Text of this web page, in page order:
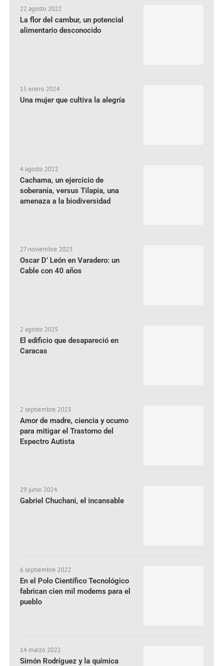
22 agosto 2022
La flor del cambur, un potencial
alimentario desconocido
15 enero 2024
Una mujer que cultiva la alegría
4 agosto 2022
Cachama, un ejercicio de
soberanía, versus Tilapia, una
amenaza a la biodiversidad
27 noviembre 2023
Oscar D’ León en Varadero: un
Cable con 40 años
2 agosto 2025
El edificio que desapareció en
Caracas
2 septiembre 2023
Amor de madre, ciencia y ocumo
para mitigar el Trastorno del
Espectro Autista
29 junio 2024
Gabriel Chuchani, el incansable
6 septiembre 2022
En el Polo Científico Tecnológico
fabrican cien mil modems para el
pueblo
14 marzo 2022
Simón Rodríguez y la química